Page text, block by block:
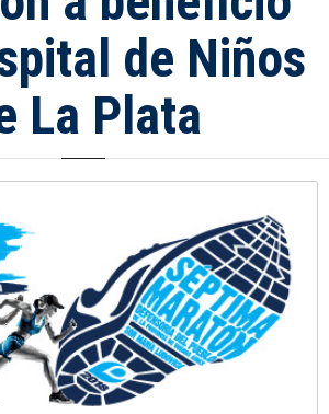
de Niños
La Plata